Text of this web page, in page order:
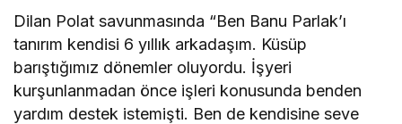
Dilan Polat savunmasında “Ben Banu Parlak’ı
tanırım kendisi 6 yıllık arkadaşım. Küsüp
barıştığımız dönemler oluyordu. İşyeri
kurşunlanmadan önce işleri konusunda benden
yardım destek istemişti. Ben de kendisine seve